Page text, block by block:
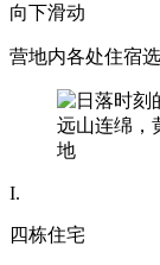
向下滑动
营地内各处住宿
I.
四栋住宅